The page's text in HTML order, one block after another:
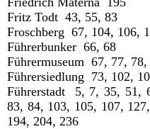
Fritz Todt 43, 55, 83
Froschberg 67, 104, 106,
Führerbunker 66, 68
Führermuseum 67, 77, 78,
Führersiedlung 73, 102,
Führerstadt 5, 7, 35, 51,
83, 84, 103, 105, 107,
194, 204, 236